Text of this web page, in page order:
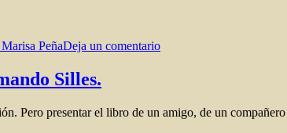
PeñaDeja un comentarioen
Silles.
Pero presentar el libro de un amigo, de un